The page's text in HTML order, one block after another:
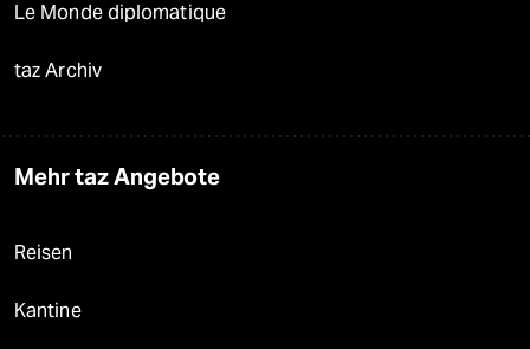
Le Monde diplomatique
taz Archiv
Mehr taz Angebote
Reisen
Kantine